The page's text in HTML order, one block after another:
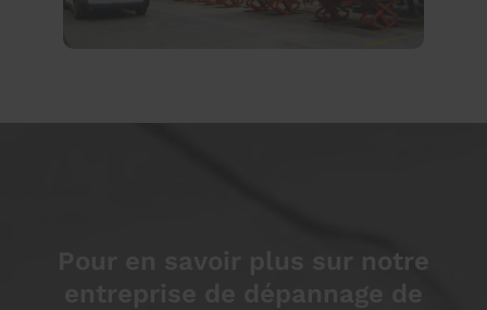
Pour en savoir plus sur notre
entreprise de dépannage de